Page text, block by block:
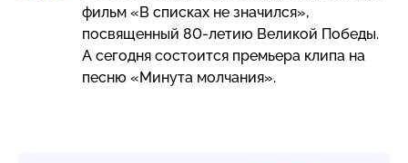
фильм «В списках не значился»,
посвященный 80-летию Великой Победы.
А сегодня состоится премьера клипа на
песню «Минута молчания».